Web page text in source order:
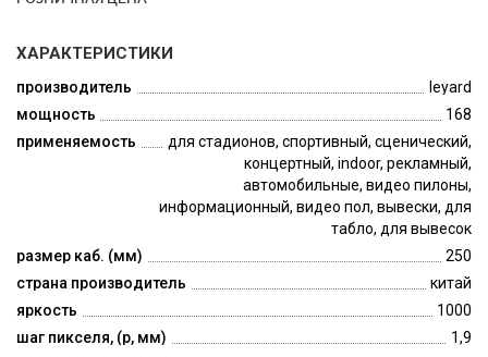
ХАРАКТЕРИСТИКИ
производитель
leyard
мощность
168
применяемость
для стадионов, спортивный, сценический,
концертный, indoor, рекламный,
автомобильные, видео пилоны,
информационный, видео пол, вывески, для
табло, для вывесок
размер каб. (мм)
250
страна производитель
китай
яркость
1000
шаг пикселя, (p, мм)
1,9